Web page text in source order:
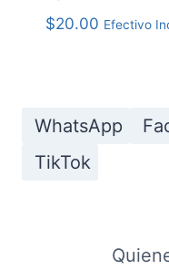
$20.00 Efectivo
WhatsApp
TikTok